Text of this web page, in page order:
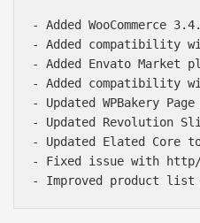
- Added WooCommerce
- Added compatibility
- Added Envato Market
- Added compatibility
- Updated WPBakery
- Updated Revolution
- Updated Elated Core
- Fixed issue with